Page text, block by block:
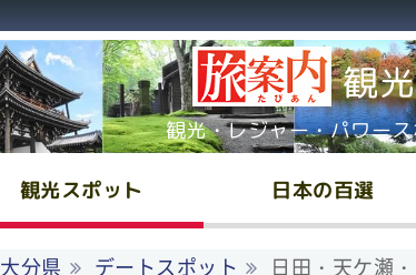
観
観光・レジャー・パワー
観光スポット 日本の百選
大分県 デートスポット 日田・天ケ瀬